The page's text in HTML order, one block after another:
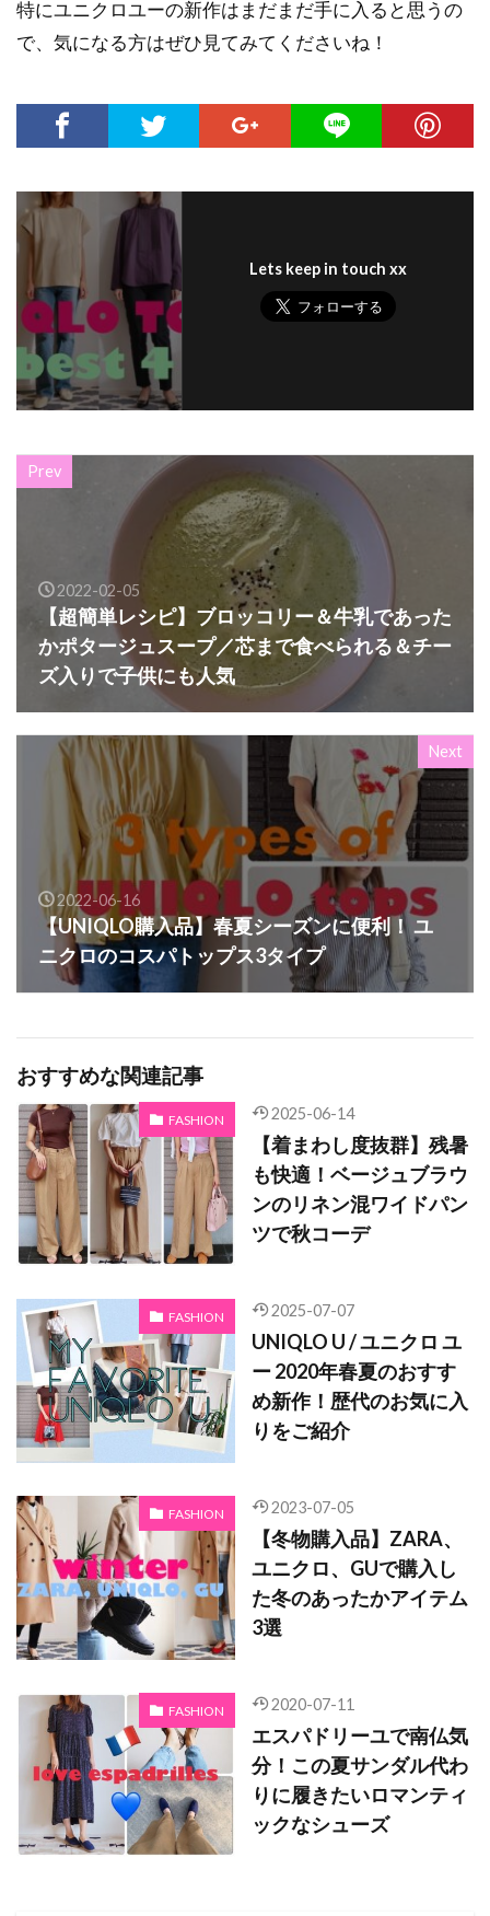
特にユニクロユーの新作はまだまだ手に入ると思うの
で、気になる方はぜひ見てみてくださいね！
Lets keep in touch xx
Prev
2022-02-05
【超簡単レシピ】ブロッコリー＆牛乳であった
かポタージュスープ／芯まで食べられる＆チー
ズ入りで子供にも人気
Next
2022-06-16
【UNIQLO購入品】春夏シーズンに便利！ ユ
ニクロのコスパトップス3タイプ
おすすめな関連記事
FASHION 2025-06-14
【着まわし度抜群】残暑
も快適！ベージュブラウ
ンのリネン混ワイドパン
ツで秋コーデ
FASHION 2025-07-07
UNIQLO U / ユニクロ ユ
ー 2020年春夏のおすす
め新作！歴代のお気に入
りをご紹介
FASHION 2023-07-05
【冬物購入品】ZARA、
ユニクロ、GUで購入し
た冬のあったかアイテム
3選
FASHION 2020-07-11
エスパドリーユで南仏気
分！この夏サンダル代わ
りに履きたいロマンティ
ックなシューズ